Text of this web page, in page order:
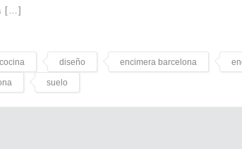
[…]
cocina diseño encimera barcelona
suelo